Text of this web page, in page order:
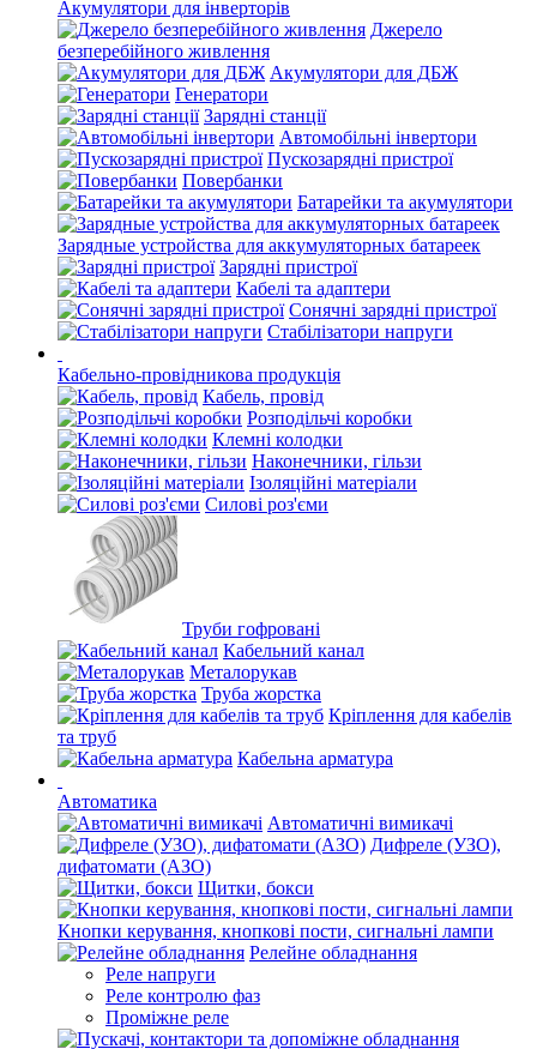
Акумулятори для інверторів
Джерело
безперебійного живлення
Акумулятори для ДБЖ
Генератори
Зарядні станції
Автомобільні інвертори
Пускозарядні пристрої
Повербанки
Батарейки та акумулятори
Зарядные устройства для аккумуляторных батареек
Зарядні пристрої
Кабелі та адаптери
Сонячні зарядні пристрої
Стабілізатори напруги
Кабельно-провідникова продукція
Кабель, провід
Розподільчі коробки
Клемні колодки
Наконечники, гільзи
Ізоляційні матеріали
Силові роз'єми
Труби гофровані
Кабельний канал
Металорукав
Труба жорстка
Кріплення для кабелів
та труб
Кабельна арматура
Автоматика
Автоматичні вимикачі
Дифреле (УЗО),
дифатомати (АЗО)
Щитки, бокси
Кнопки керування, кнопкові пости, сигнальні лампи
Релейне обладнання
Реле напруги
Реле контролю фаз
Проміжне реле